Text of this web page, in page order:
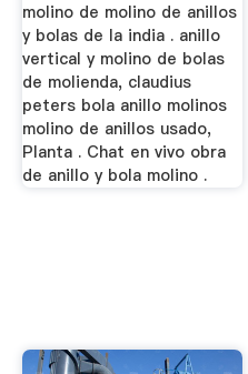
molino de molino de anillos
y bolas de la india . anillo
vertical y molino de bolas
de molienda, claudius
peters bola anillo molinos
molino de anillos usado,
Planta . Chat en vivo obra
de anillo y bola molino .